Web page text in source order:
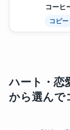
コーヒ
コピー
ハート・恋
から選んで